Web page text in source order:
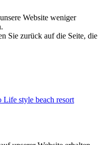
Website weniger
Sie zurück auf die Seite, die
Life style beach resort